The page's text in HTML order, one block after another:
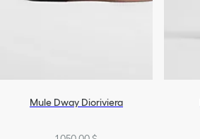
Mule Dway Dioriviera